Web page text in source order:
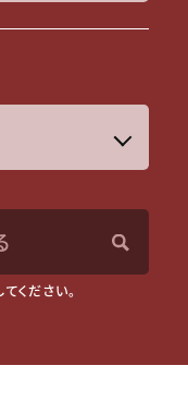
ください。